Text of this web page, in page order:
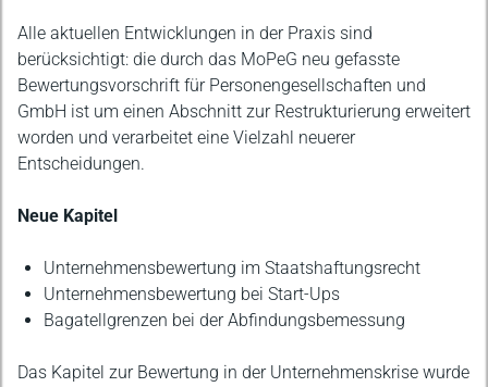
Alle aktuellen Entwicklungen in der Praxis sind
berücksichtigt: die durch das MoPeG neu gefasste
Bewertungsvorschrift für Personengesellschaften und
GmbH ist um einen Abschnitt zur Restrukturierung erweitert
worden und verarbeitet eine Vielzahl neuerer
Entscheidungen.
Neue Kapitel
Unternehmensbewertung im Staatshaftungsrecht
Unternehmensbewertung bei Start-Ups
Bagatellgrenzen bei der Abfindungsbemessung
Das Kapitel zur Bewertung in der Unternehmenskrise wurde